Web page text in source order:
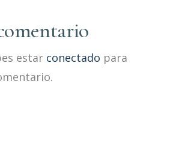
estar conectado para